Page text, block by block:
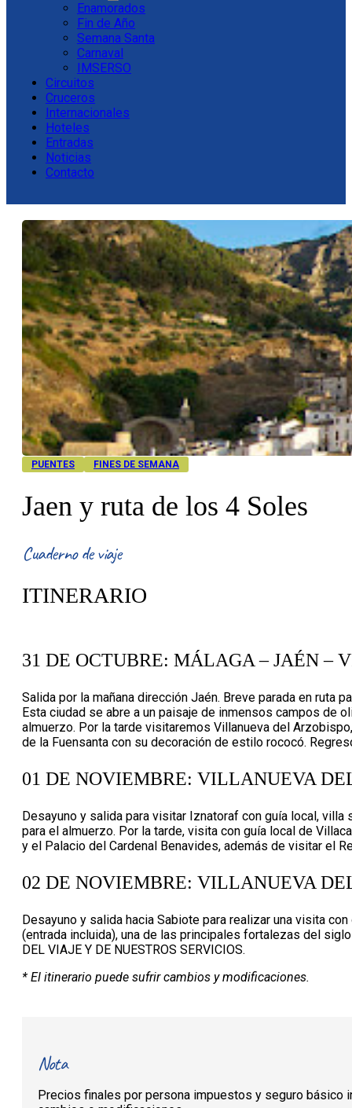
Enamorados
Fin de Año
Semana Santa
Carnaval
IMSERSO
Circuitos
Cruceros
Internacionales
Hoteles
Entradas
Noticias
Contacto
PUENTES FINES DE SEMANA
Jaen y ruta de los 4 Soles
Cuaderno de viaje
ITINERARIO
31 DE OCTUBRE: MÁLAGA – JAÉN –
Salida por la mañana dirección Jaén. Breve parada en ruta
Esta ciudad se abre a un paisaje de inmensos campos de
almuerzo. Por la tarde visitaremos Villanueva del
de la Fuensanta con su decoración de estilo rococó.
01 DE NOVIEMBRE: VILLANUEVA
Desayuno y salida para visitar Iznatoraf con guía local,
para el almuerzo. Por la tarde, visita con guía local de
y el Palacio del Cardenal Benavides, además de visitar el
02 DE NOVIEMBRE: VILLANUEVA
Desayuno y salida hacia Sabiote para realizar una visita
(entrada incluida), una de las principales fortalezas del
DEL VIAJE Y DE NUESTROS SERVICIOS.
* El itinerario puede sufrir cambios y modificaciones.
Nota
Precios finales por persona impuestos y seguro básico